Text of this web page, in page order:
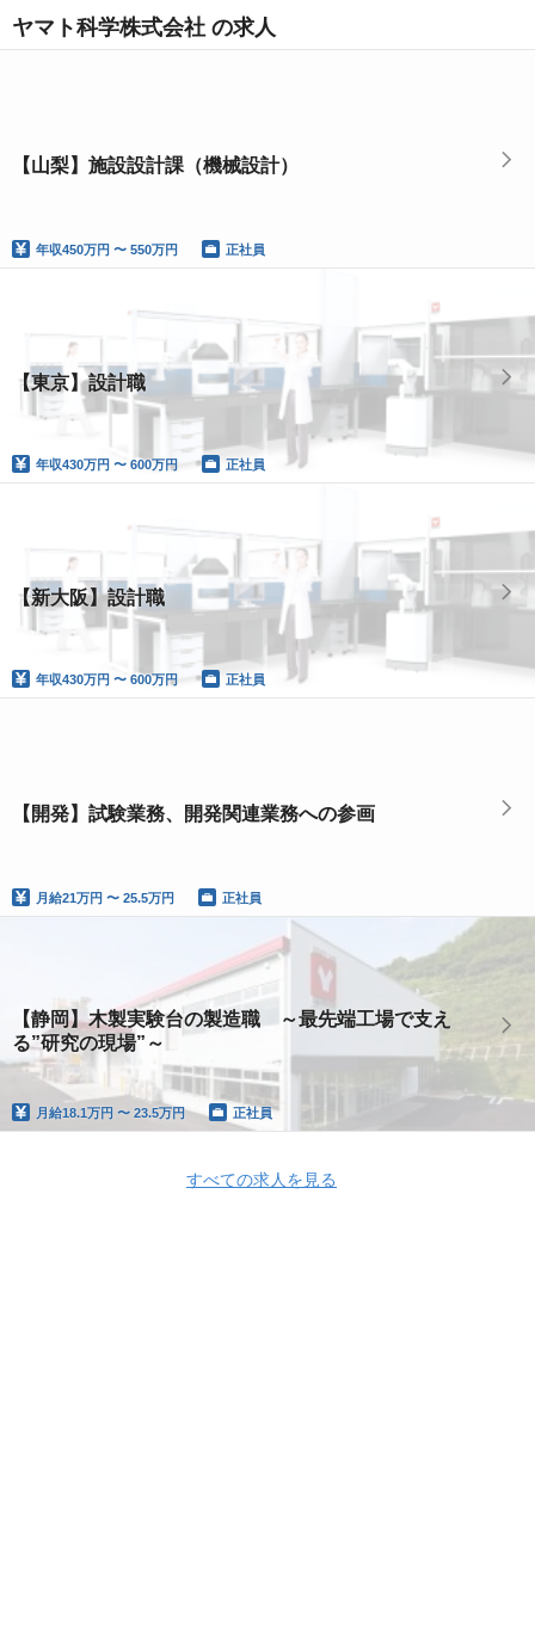
ヤマト科学株式会社 の求人
【山梨】施設設計課（機械設計）
年収450万円 〜 550万円 正社員
【東京】設計職
年収430万円 〜 600万円 正社員
【新大阪】設計職
年収430万円 〜 600万円 正社員
【開発】試験業務、開発関連業務への参画
月給21万円 〜 25.5万円 正社員
【静岡】木製実験台の製造職 ～最先端工場で支え
る”研究の現場”～
月給18.1万円 〜 23.5万円 正社員
すべての求人を見る